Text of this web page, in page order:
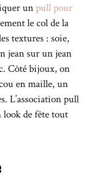
unpull pour
le col de la
textures : soie,
jean sur un jean
Côté bijoux, on
en maille, un
L’association pull
de fête tout